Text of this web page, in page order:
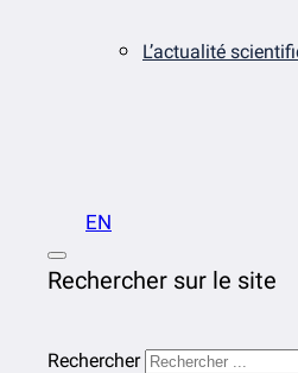
L’actualité
EN
Rechercher sur le site
Rechercher